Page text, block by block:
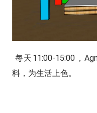
每天11:00-15:00，
料，为生活上色。